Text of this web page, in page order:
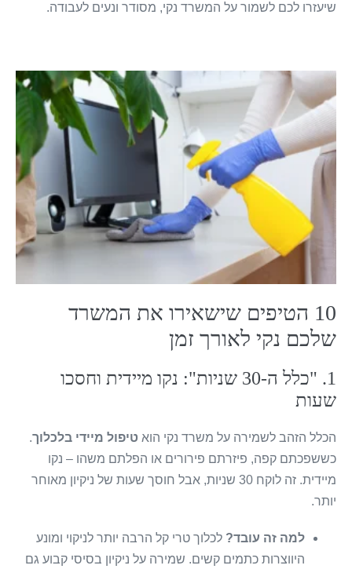
שיעזרו לכם לשמור על המשרד נקי, מסודר ונעים לעבודה.
10 הטיפים שישאירו את המשרד
שלכם נקי לאורך זמן
1. "כלל ה-30 שניות": נקו מיידית וחסכו
שעות
הכלל הזהב לשמירה על משרד נקי הואטיפול מיידי בלכלוך.
כששפכתם קפה, פיזרתם פירורים או הפלתם משהו – נקו
מיידית. זה לוקח 30 שניות, אבל חוסך שעות של ניקיון מאוחר
יותר.
למה זה עובד?לכלוך טרי קל הרבה יותר לניקוי ומונע
היווצרות כתמים קשים. שמירה על ניקיון בסיסי קבוע גם